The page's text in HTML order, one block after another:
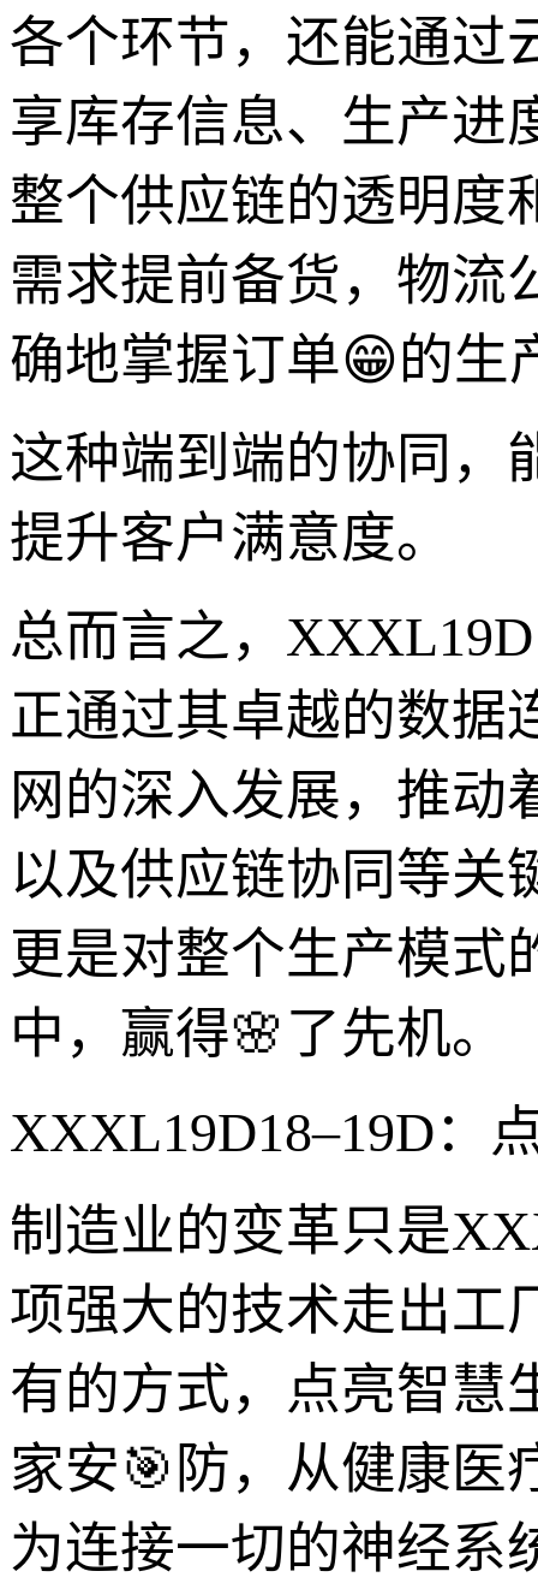
各个环节，还能通过
享库存信息、生产进
整个供应链的透明度
需求提前备货，物流
确地掌握订单😁的生
这种端到端的协同，
提升客户满意度。
总而言之，
正通过其卓越的数据
网的深入发展，推动
以及供应链协同等关
更是对整个生产模式
中，赢得🌸了先机。
XXXL19D18–19D：
制造业的变革只是
项强大的技术走出工
有的方式，点亮智慧
家安🎯防，从健康医
为连接一切的神经系